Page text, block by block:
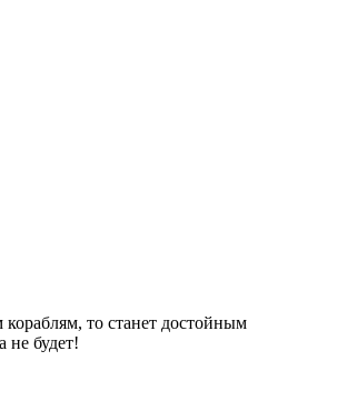
то станет достойным
не будет!